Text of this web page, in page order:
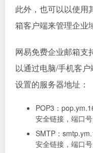
此外，也可以以使用
箱客户端来管理企业
网易免费企业邮箱支
以通过电脑/手机客
设置的服务器地址：
POP3：
安全链接，端口号
SMTP：
安全链接，端口号